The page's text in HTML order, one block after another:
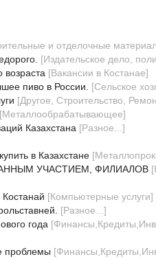
и отделочные
[Издательское дело,
[Вакансии в Костанае]
пиво в России.
[Сельское
[Другое, Строительство,
[Металлообрабатывающее]
Казахстана [Разное... ]
в Казахстане [
УЧАСТИЕМ, ФИЛИАЛОВ [
[Компьютерные услуги]
[Разное... ]
года [
проблемы [